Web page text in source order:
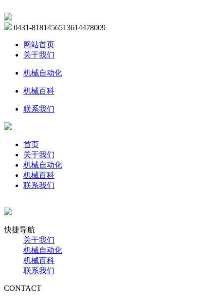
0431-8181456513614478009
网站首页
关于我们
机械自动化
机械百科
联系我们
首页
关于我们
机械自动化
机械百科
联系我们
快捷导航
关于我们
机械自动化
机械百科
联系我们
CONTACT